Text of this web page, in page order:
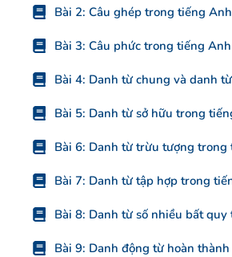
Bài 2: Câu ghép trong tiếng Anh
Bài 3: Câu phức trong tiếng Anh
Bài 4: Danh từ chung và danh
Bài 5: Danh từ sở hữu trong
Bài 6: Danh từ trừu tượng trong
Bài 7: Danh từ tập hợp trong
Bài 8: Danh từ số nhiều bất quy
Bài 9: Danh động từ hoàn thành